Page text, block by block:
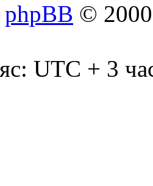
phpBB ©
UTC + 3